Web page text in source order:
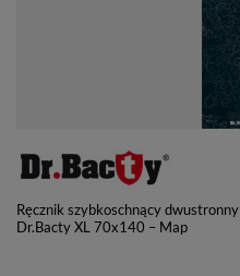
Ręcznik szybkoschnący dwustronny
Dr.Bacty XL 70x140 – Map